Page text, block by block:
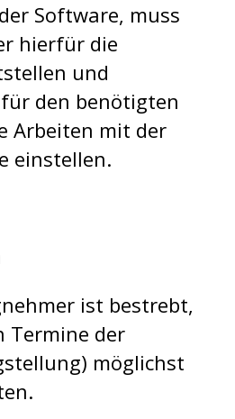
Software, muss
hierfür die
und
den benötigten
Arbeiten mit der
einstellen.
ist bestrebt,
Termine der
möglichst